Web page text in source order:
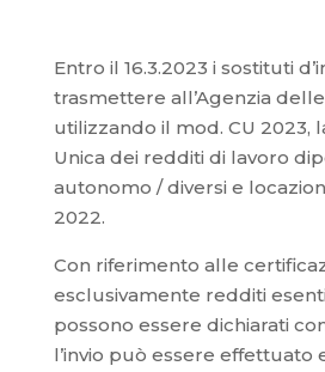
Entro il 16.3.2023 i sostituti
trasmettere all’Agenzia
utilizzando il mod. CU 2023,
Unica dei redditi di lavoro
autonomo / diversi e
2022.
Con riferimento alle
esclusivamente redditi
possono essere dichiarati
l’invio può essere effettuato